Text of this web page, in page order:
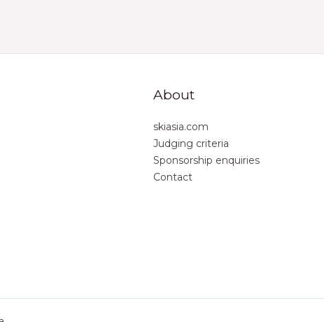
About
skiasia.com
Judging criteria
Sponsorship enquiries
Contact